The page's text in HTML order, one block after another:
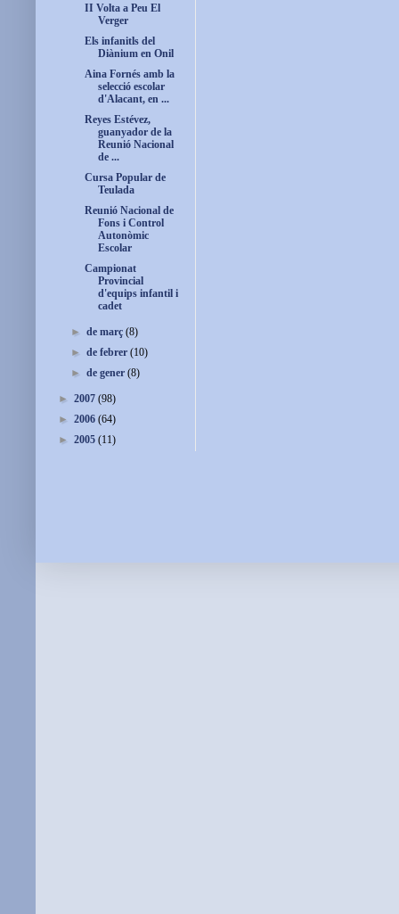
II Volta a Peu El
Verger
Els infanitls del
Diànium en Onil
Aina Fornés amb la
selecció escolar
d'Alacant, en ...
Reyes Estévez,
guanyador de la
Reunió Nacional
de ...
Cursa Popular de
Teulada
Reunió Nacional de
Fons i Control
Autonòmic
Escolar
Campionat
Provincial
d'equips infantil i
cadet
►de març(8)
►de febrer(10)
►de gener(8)
► 2007 (98)
► 2006 (64)
► 2005 (11)